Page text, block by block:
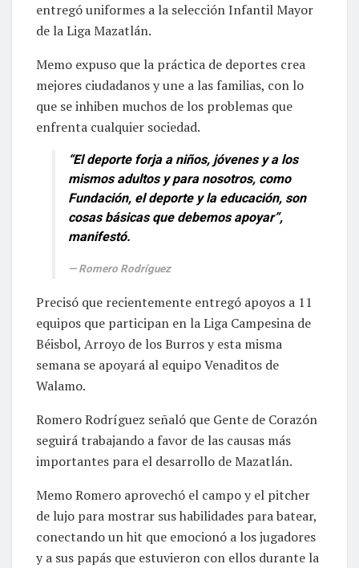
entregó uniformes a la selección Infantil Mayor
de la Liga Mazatlán.
Memo expuso que la práctica de deportes crea
mejores ciudadanos y une a las familias, con lo
que se inhiben muchos de los problemas que
enfrenta cualquier sociedad.
“El deporte forja a niños, jóvenes y a los
mismos adultos y para nosotros, como
Fundación, el deporte y la educación, son
cosas básicas que debemos apoyar”,
manifestó.
Romero Rodríguez
Precisó que recientemente entregó apoyos a 11
equipos que participan en la Liga Campesina de
Béisbol, Arroyo de los Burros y esta misma
semana se apoyará al equipo Venaditos de
Walamo.
Romero Rodríguez señaló que Gente de Corazón
seguirá trabajando a favor de las causas más
importantes para el desarrollo de Mazatlán.
Memo Romero aprovechó el campo y el pitcher
de lujo para mostrar sus habilidades para batear,
conectando un hit que emocionó a los jugadores
y a sus papás que estuvieron con ellos durante la